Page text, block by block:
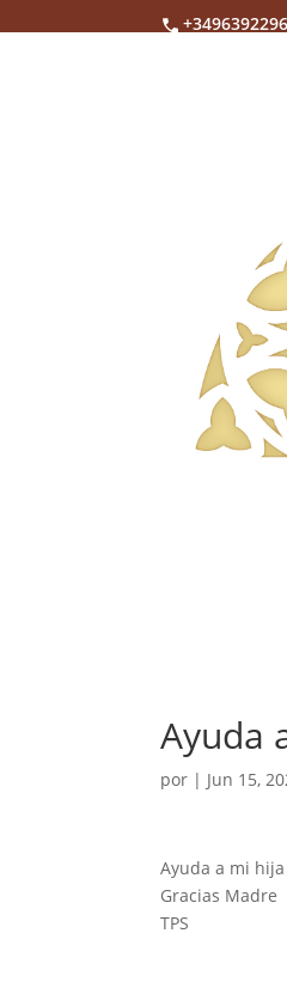
Ayuda
por | Jun 15,
Ayuda a mi
Gracias Madre
TPS